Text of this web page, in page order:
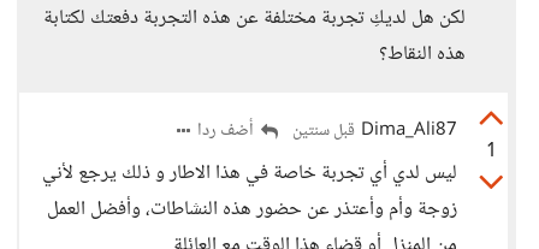
لكن هل لديكِ تجربة مختلفة عن هذه التجربة دفعتك لكتابة
هذه النقاط؟
1
Dima_Ali87 قبل سنتين أضف ردا
ليس لدي أي تجربة خاصة في هذا الاطار و ذلك يرجع لأني
زوجة وأم وأعتذر عن حضور هذه النشاطات، وأفضل العمل